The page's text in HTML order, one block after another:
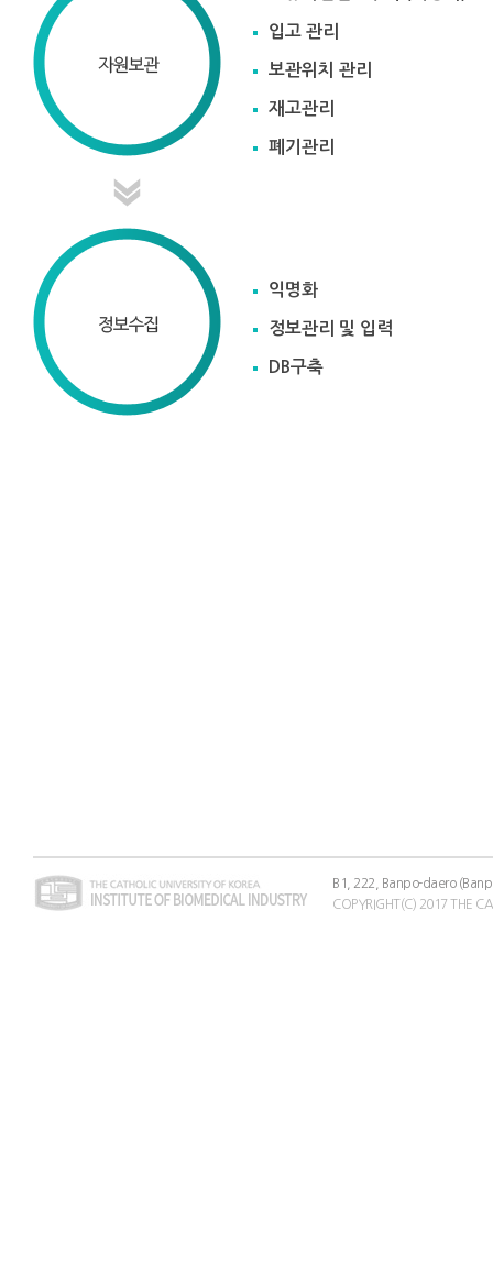
입고 관리
보관위치 관리
재고관리
폐기관리
익명화
정보관리 및 입력
DB구축
B1, 222, Banpo-daero
COPYRIGHT(C) 2017 THE